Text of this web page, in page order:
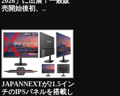
売開始後初、..
JAPANNEXTが21.5イン
チのIPSパネルを搭載し